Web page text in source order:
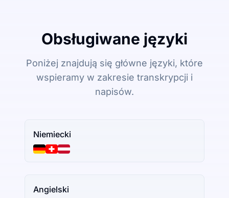
Obsługiwane języki
Poniżej znajdują się główne języki, które
wspieramy w zakresie transkrypcji i
napisów.
Niemiecki
Angielski